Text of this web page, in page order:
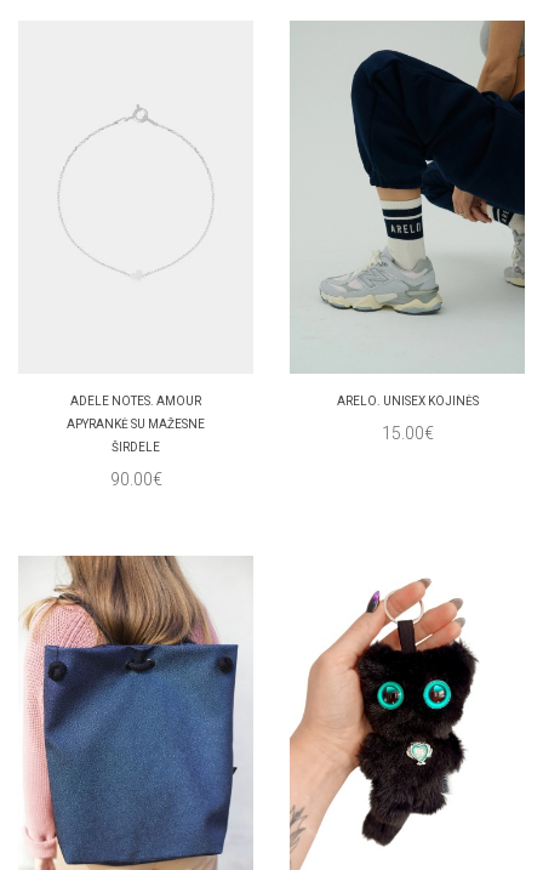
ADELE NOTES. AMOUR
APYRANKĖ SU MAŽESNE
ŠIRDELE
90.00€
ARELO. UNISEX KOJINĖS
15.00€